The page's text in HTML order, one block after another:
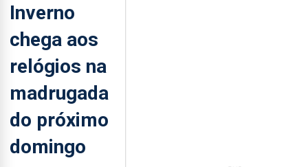
Inverno
chega aos
relógios na
madrugada
do próximo
domingo